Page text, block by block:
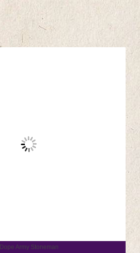
Dope Army Stoneman